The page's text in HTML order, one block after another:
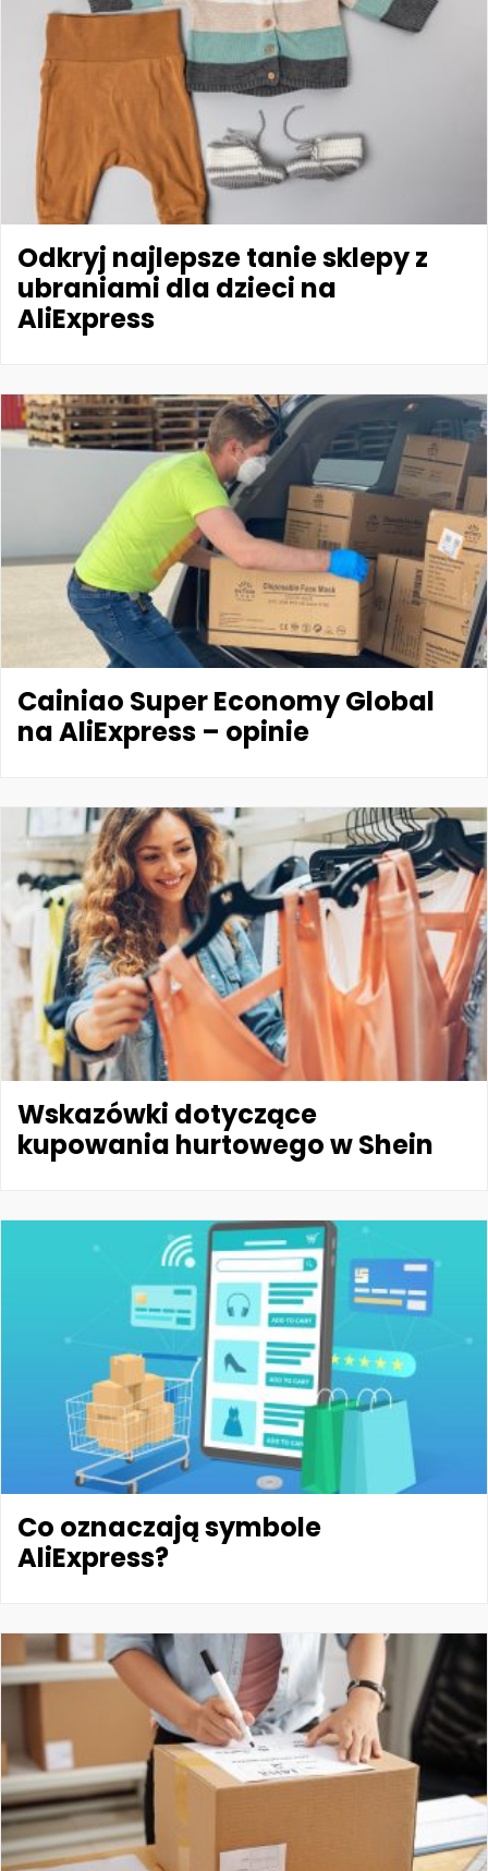
Odkryj najlepsze tanie sklepy z
ubraniami dla dzieci na
AliExpress
Cainiao Super Economy Global
na AliExpress – opinie
Wskazówki dotyczące
kupowania hurtowego w Shein
Co oznaczają symbole
AliExpress?